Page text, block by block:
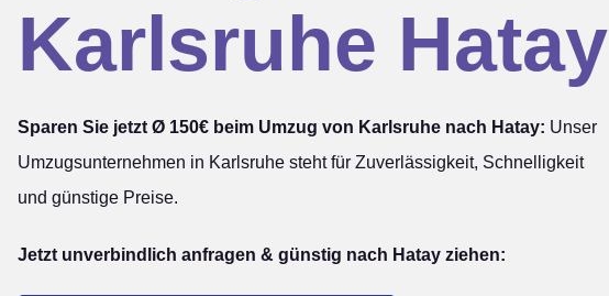
Karlsruhe Hatay
Sparen Sie jetzt Ø 150€ beim Umzug von Karlsruhe nach Hatay: Unser
Umzugsunternehmen in Karlsruhe steht für Zuverlässigkeit, Schnelligkeit
und günstige Preise.
Jetzt unverbindlich anfragen & günstig nach Hatay ziehen: